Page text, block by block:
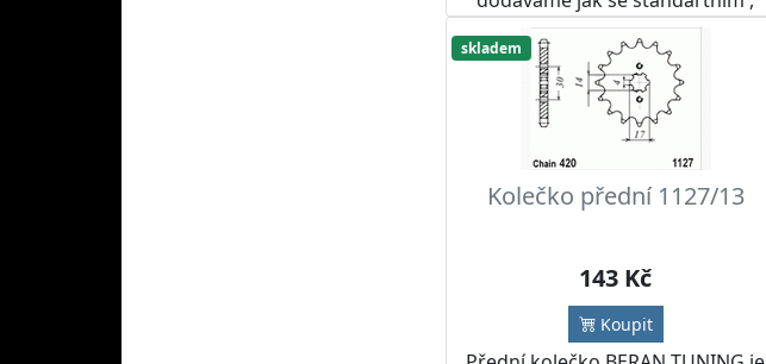
tak i jiným počtem zubů.
Doporučujeme kolečko použít
spolu s RK nebo IRIS řetězem a
rozetou BERAN TUNING nebo
SUPERSPROX do řetězových sad
dle přání zákazníka.
skladem
Kolečko přední 1127/13
143 Kč
Koupit